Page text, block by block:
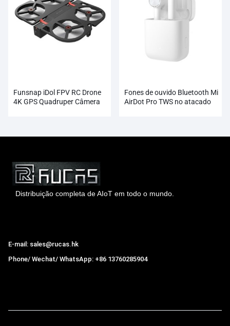
Funsnap iDol FPV RC Drone
4K GPS Quadruper Câmera
Fones de ouvido Bluetooth Mi
AirDot Pro TWS no atacado
Distribuição completa de AIoT em todo o mundo.
E-mail: sales@rucas.hk
Phone/ Wechat/ WhatsApp: +86 13760285904